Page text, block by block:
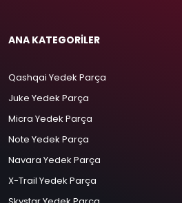
ANA KATEGORİLER
Qashqai Yedek Parça
Juke Yedek Parça
Micra Yedek Parça
Note Yedek Parça
Navara Yedek Parça
X-Trail Yedek Parça